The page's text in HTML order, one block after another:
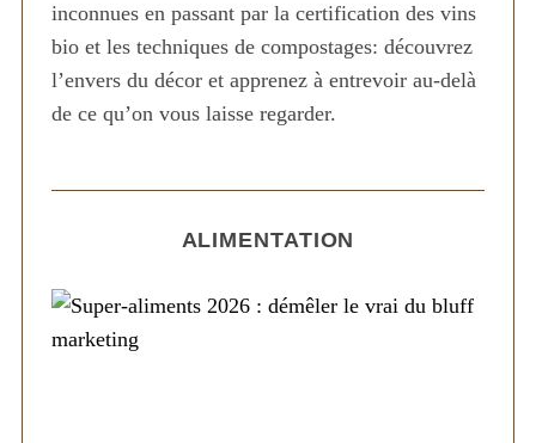
inconnues en passant par la certification des vins
bio et les techniques de compostages: découvrez
l’envers du décor et apprenez à entrevoir au-delà
de ce qu’on vous laisse regarder.
ALIMENTATION